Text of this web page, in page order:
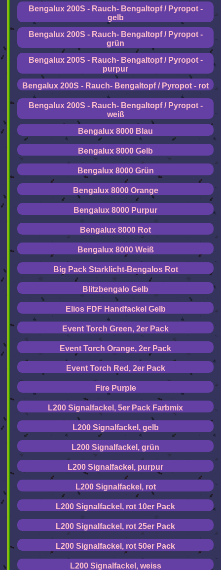
Bengalux 200S - Rauch- Bengaltopf / Pyropot -
gelb
Bengalux 200S - Rauch- Bengaltopf / Pyropot -
grün
Bengalux 200S - Rauch- Bengaltopf / Pyropot -
purpur
Bengalux 200S - Rauch- Bengaltopf / Pyropot - rot
Bengalux 200S - Rauch- Bengaltopf / Pyropot -
weiß
Bengalux 8000 Blau
Bengalux 8000 Gelb
Bengalux 8000 Grün
Bengalux 8000 Orange
Bengalux 8000 Purpur
Bengalux 8000 Rot
Bengalux 8000 Weiß
Big Pack Starklicht-Bengalos Rot
Blitzbengalo Gelb
Elios FDF Handfackel Gelb
Event Torch Green, 2er Pack
Event Torch Orange, 2er Pack
Event Torch Red, 2er Pack
Fire Purple
L200 Signalfackel, 5er Pack Farbmix
L200 Signalfackel, gelb
L200 Signalfackel, grün
L200 Signalfackel, purpur
L200 Signalfackel, rot
L200 Signalfackel, rot 10er Pack
L200 Signalfackel, rot 25er Pack
L200 Signalfackel, rot 50er Pack
L200 Signalfackel, weiss